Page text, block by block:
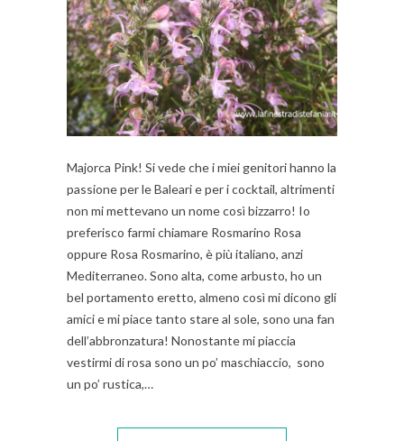
Majorca Pink! Si vede che i miei genitori hanno la
passione per le Baleari e per i cocktail, altrimenti
non mi mettevano un nome così bizzarro! Io
preferisco farmi chiamare Rosmarino Rosa
oppure Rosa Rosmarino, è più italiano, anzi
Mediterraneo. Sono alta, come arbusto, ho un
bel portamento eretto, almeno così mi dicono gli
amici e mi piace tanto stare al sole, sono una fan
dell’abbronzatura! Nonostante mi piaccia
vestirmi di rosa sono un po’ maschiaccio, sono
un po’ rustica,…